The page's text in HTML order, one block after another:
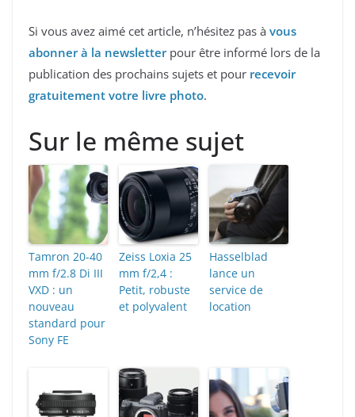
Si vous avez aimé cet article, n’hésitez pas à vous
abonner à la newsletterpour être informé lors de la
publication des prochains sujets et pour recevoir
gratuitement votre livre photo.
Sur le même sujet
Tamron 20-40
mm f/2.8 Di III
VXD : un
nouveau
standard pour
Sony FE
Zeiss Loxia 25
mm f/2,4 :
Petit, robuste
et polyvalent
Hasselblad
lance un
service de
location